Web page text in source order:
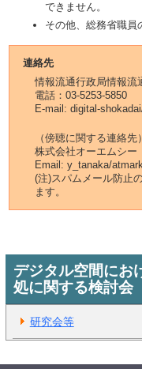
できません。
その他、総務省職員
連絡先
情報流通行政局情報流
電話：03-5253-5850
E-mail: digital-
（傍聴に関する連絡先）
株式会社オーエムシー
Email: y_tanaka/
(注)スパムメール防止
ます。
デジタル空間にお
処に関する検討会
研究会等